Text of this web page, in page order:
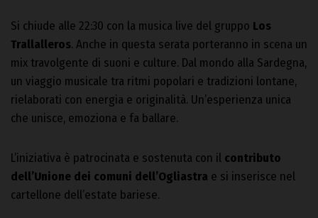
Si chiude alle 22:30 con la musica live del gruppo Los
Trallalleros. Anche in questa serata porteranno in scena un
mix travolgente di suoni e culture. Dal mondo alla Sardegna,
un viaggio musicale tra ritmi popolari e tradizioni lontane,
rielaborati con energia e originalità. Un’esperienza unica
che unisce, emoziona e fa ballare.
L’iniziativa è patrocinata e sostenuta con il contributo
dell’Unione dei comuni dell’Ogliastra e si inserisce nel
cartellone dell’estate bariese.